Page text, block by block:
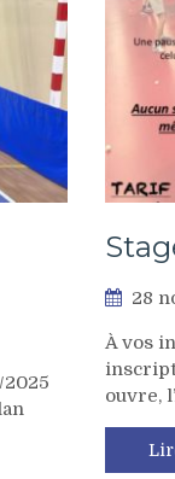
2025
28
À vos
ouvre,